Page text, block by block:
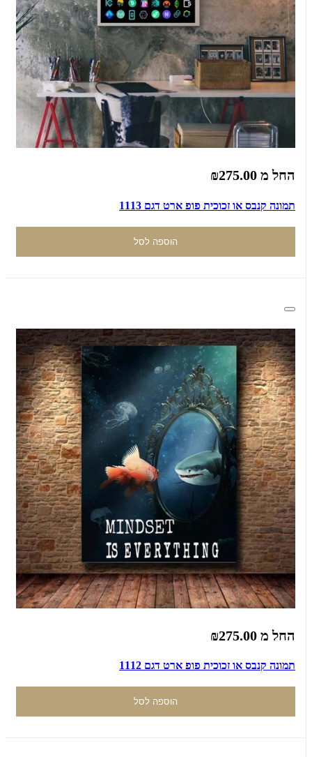
החל מ ₪275.00
תמונה קנבס או זכוכית פופ ארט דגם 1113
הוספה לסל
החל מ ₪275.00
תמונה קנבס או זכוכית פופ ארט דגם 1112
הוספה לסל